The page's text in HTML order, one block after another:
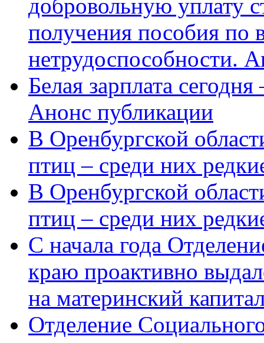
добровольную уплату
получения пособия по
нетрудоспособности.
Белая зарплата
Анонс публикации
В Оренбургской
птиц – среди них
В Оренбургской
птиц – среди них
С начала года
краю проактивно
на материнский
Отделение